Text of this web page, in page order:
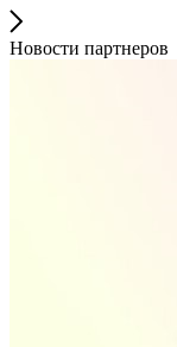
Новости партнеров